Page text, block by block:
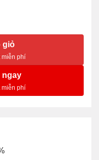
giỏ
ngay